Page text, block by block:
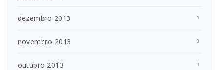
dezembro 2013
novembro 2013
outubro 2013